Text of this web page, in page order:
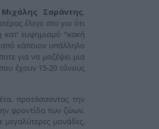
Σαράντης,
έλεγε στο γιο ότι
κατ’ ευφημισμό “κακή
κάποιον υπάλληλο
για να μαζέψει μια
έχουν 15-20 τόνους
προτάσσοντας την
φροντίδα των ζώων.
μεγαλύτερες μονάδες,